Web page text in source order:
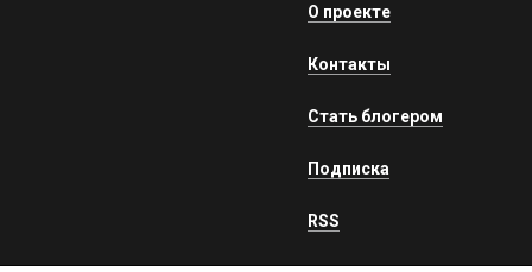
О проекте
Контакты
Стать блогером
Подписка
RSS